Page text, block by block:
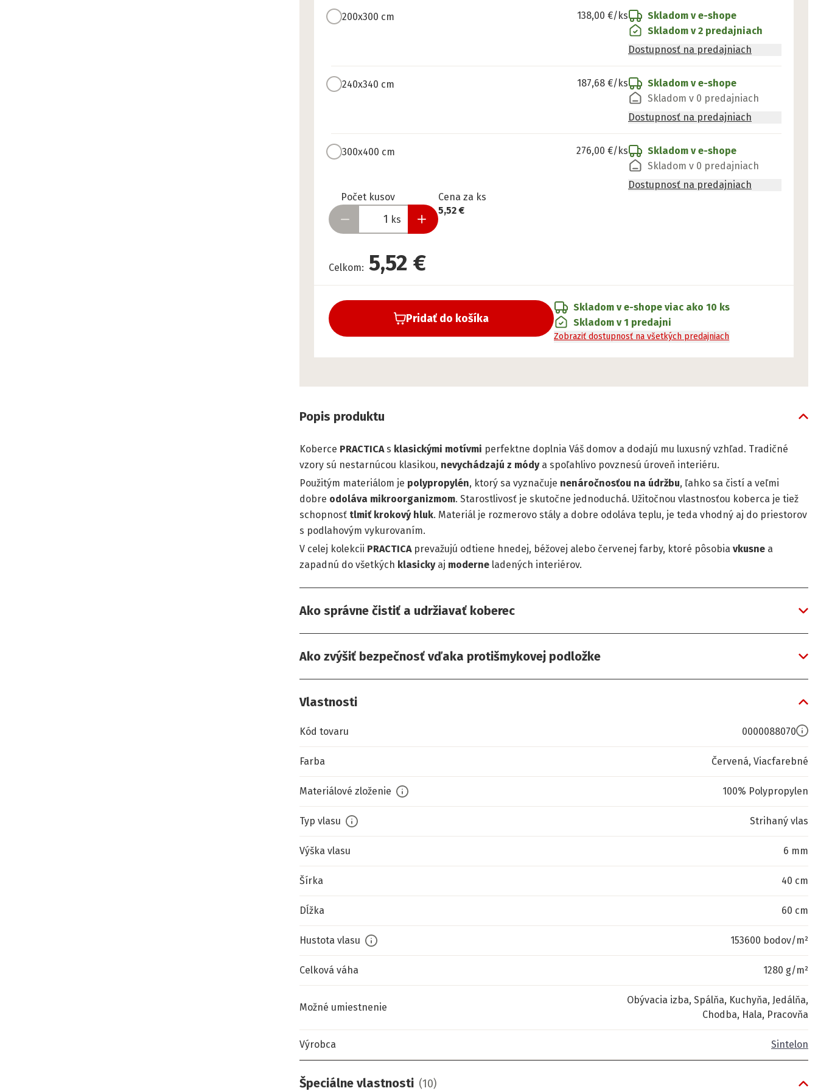
200x300 cm 138,00 €/ks
Skladom v e-shope
Skladom v 2 predajniach
Dostupnosť na predajniach
240x340 cm 187,68 €/ks
Skladom v e-shope
Skladom v 0 predajniach
Dostupnosť na predajniach
300x400 cm 276,00 €/ks
Skladom v e-shope
Skladom v 0 predajniach
Dostupnosť na predajniach
Počet kusov
ks
Pripravené
Cena za ks
5,52 €
Celkom: 5,52 €
Pridať do košíka
Skladom v e-shope viac ako 10 ks
Skladom v 1 predajni
Zobraziť dostupnosť na všetkých predajniach
Popis produktu
Koberce PRACTICAs klasickými motívmi perfektne doplnia Váš domov a dodajú mu luxusný vzhľad. Tradičné
vzory sú nestarnúcou klasikou, nevychádzajú z módya spoľahlivo povznesú úroveň interiéru.
Použitým materiálom je polypropylén, ktorý sa vyznačuje nenáročnosťou na údržbu, ľahko sa čistí a veľmi
dobre odoláva mikroorganizmom. Starostlivosť je skutočne jednoduchá. Užitočnou vlastnosťou koberca je tiež
schopnosť tlmiť krokový hluk. Materiál je rozmerovo stály a dobre odoláva teplu, je teda vhodný aj do priestorov
s podlahovým vykurovaním.
V celej kolekcii PRACTICAprevažujú odtiene hnedej, béžovej alebo červenej farby, ktoré pôsobia vkusne a
zapadnú do všetkých klasickyaj moderne ladených interiérov.
Ako správne čistiť a udržiavať koberec
Ako zvýšiť bezpečnosť vďaka protišmykovej podložke
Vlastnosti
Kód tovaru 0000088070
Farba Červená, Viacfarebné
Materiálové zloženie 100% Polypropylen
Typ vlasu Strihaný vlas
Výška vlasu 6 mm
Šírka 40 cm
Dĺžka 60 cm
Hustota vlasu 153600 bodov/m²
Celková váha 1280 g/m²
Možné umiestnenie
Obývacia izba, Spálňa, Kuchyňa, Jedálňa,
Chodba, Hala, Pracovňa
Výrobca Sintelon
Špeciálne vlastnosti (10)